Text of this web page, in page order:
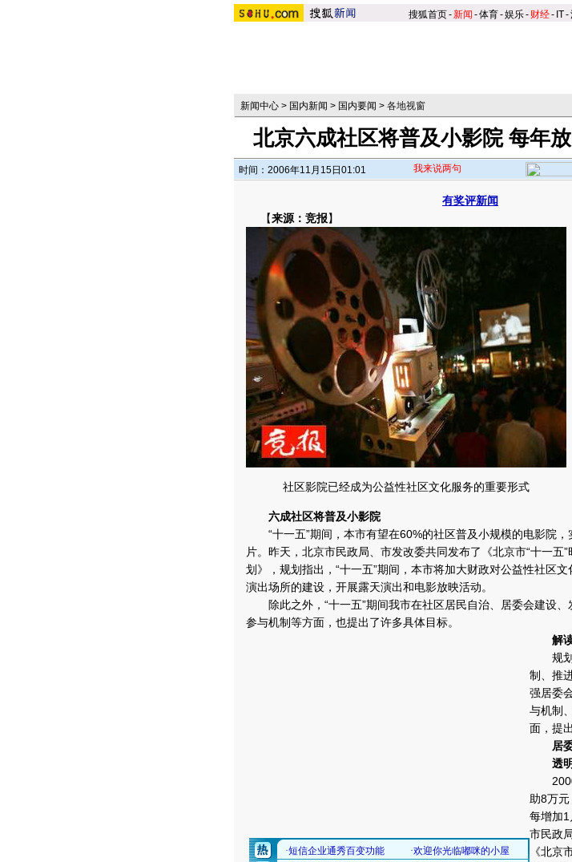
搜狐首页-新闻 -体育-娱乐- 财经- IT-
新闻中心 > 国内新闻 > 国内要闻 > 各地视窗
北京六成社区将普及小影院 每年
时间：2006年11月15日01:01 我来说两句
有奖评新闻
【来源：竞报】
社区影院已经成为公益性社区文化服务的重要形式
六成社区将普及小影院
“十一五”期间，本市有望在60%的社区普及小规模的电影院，
片。昨天，北京市民政局、市发改委共同发布了《北京市“十一五
划》，规划指出，“十一五”期间，本市将加大财政对公益性社区
演出场所的建设，开展露天演出和电影放映活动。
除此之外，“十一五”期间我市在社区居民自治、居委会建设、
参与机制等方面，也提出了许多具体目标。
解
规划
制、推
强居委
与机制
面，提
居
透明
2000
助8万元
每增加
市民政
《北京